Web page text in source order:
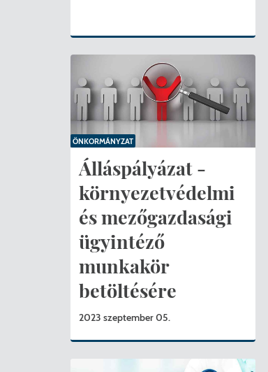
Álláspályázat -
környezetvédelmi
és mezőgazdasági
ügyintéző
munkakör
betöltésére
2023 szeptember 05.
ÖNKORMÁNYZAT